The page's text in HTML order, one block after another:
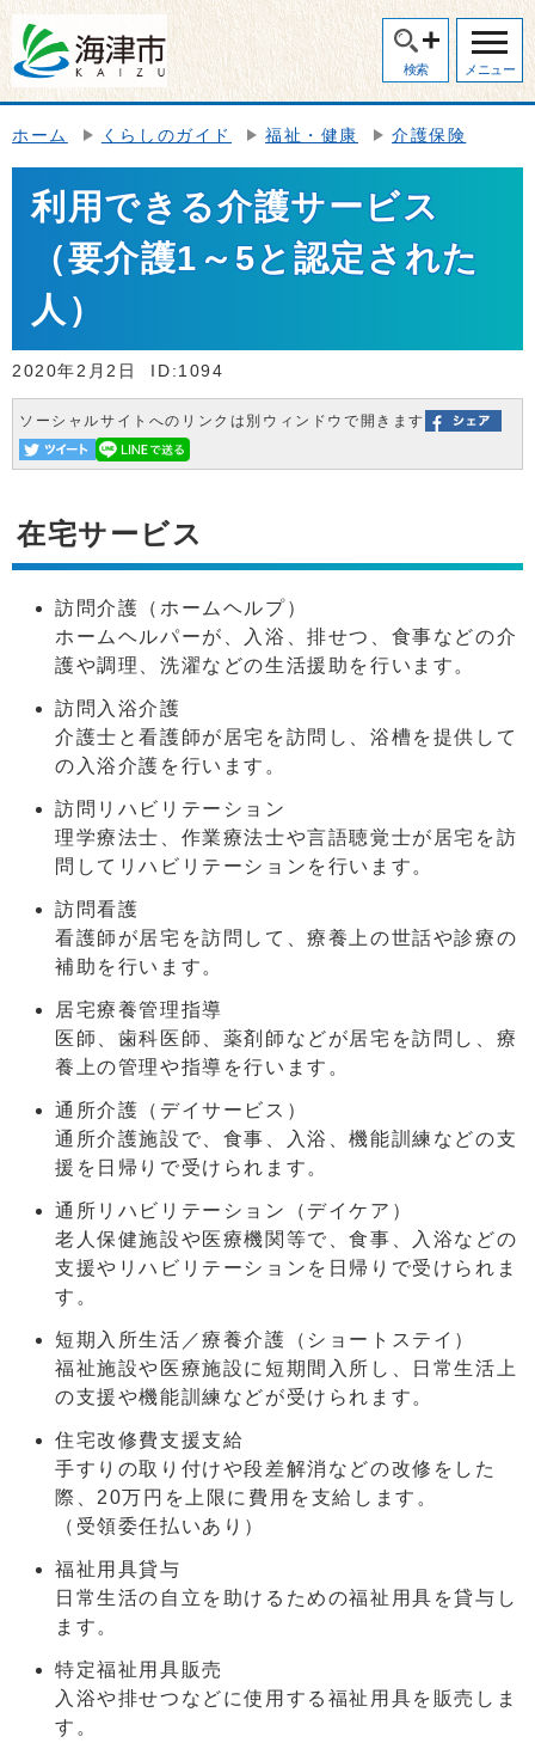
検索 メニュー
ホーム くらしのガイド 福祉・健康 介護保険
利用できる介護サービス
（要介護1～5と認定された
人）
2020年2月2日 ID:1094
ソーシャルサイトへのリンクは別ウィンドウで開きます
在宅サービス
訪問介護（ホームヘルプ）
ホームヘルパーが、入浴、排せつ、食事などの介
護や調理、洗濯などの生活援助を行います。
訪問入浴介護
介護士と看護師が居宅を訪問し、浴槽を提供して
の入浴介護を行います。
訪問リハビリテーション
理学療法士、作業療法士や言語聴覚士が居宅を訪
問してリハビリテーションを行います。
訪問看護
看護師が居宅を訪問して、療養上の世話や診療の
補助を行います。
居宅療養管理指導
医師、歯科医師、薬剤師などが居宅を訪問し、療
養上の管理や指導を行います。
通所介護（デイサービス）
通所介護施設で、食事、入浴、機能訓練などの支
援を日帰りで受けられます。
通所リハビリテーション（デイケア）
老人保健施設や医療機関等で、食事、入浴などの
支援やリハビリテーションを日帰りで受けられま
す。
短期入所生活／療養介護（ショートステイ）
福祉施設や医療施設に短期間入所し、日常生活上
の支援や機能訓練などが受けられます。
住宅改修費支援支給
手すりの取り付けや段差解消などの改修をした
際、20万円を上限に費用を支給します。
（受領委任払いあり）
福祉用具貸与
日常生活の自立を助けるための福祉用具を貸与し
ます。
特定福祉用具販売
入浴や排せつなどに使用する福祉用具を販売しま
す。